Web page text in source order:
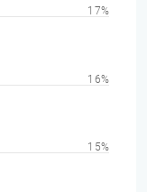
15%
16%
17%